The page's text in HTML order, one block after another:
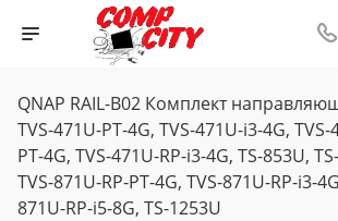
QNAP RAIL-B02 Комплект
TVS-471U-PT-4G, TVS-471U-i3-4G, TVS-
PT-4G, TVS-471U-RP-i3-4G, TS-853U,
TVS-871U-RP-PT-4G, TVS-871U-RP-i3-
871U-RP-i5-8G, TS-1253U